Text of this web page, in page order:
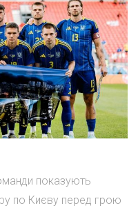
показують
по Києву перед грою